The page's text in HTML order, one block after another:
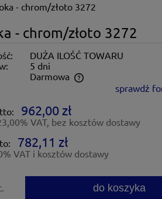
- chrom/złoto 3272
- chrom/złoto 3272
DUŻA ILOŚĆ TOWARU
5 dni
Darmowa
sprawdź
962,00 zł
VAT, bez kosztów dostawy
782,11 zł
VAT i kosztów dostawy
do koszyka